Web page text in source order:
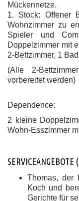
Mückennetze.
1. Stock: Offener
Wohnzimmer zu
Spieler und
Doppelzimmer mit
2-Bettzimmer, 1
(Alle 2-
vorbereitet werden)
Dependence:
2 kleine
Wohn-Esszimmer
SERVICEANGEBOTE
Thomas, der
Koch und
Gerichte für